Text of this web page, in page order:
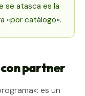
se atasca es la
«por catálogo».
partner
es un